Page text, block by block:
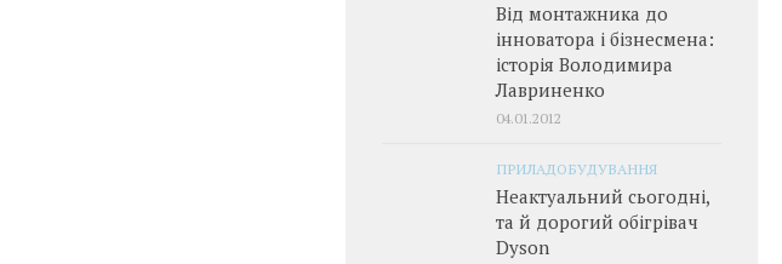
Від монтажника до
інноватора і бізнесмена:
історія Володимира
Лавриненко
04.01.2012
ПРИЛАДОБУДУВАННЯ
Неактуальний сьогодні,
та й дорогий обігрівач
Dyson